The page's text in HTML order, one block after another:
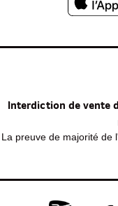
Interdiction de vente
La preuve de majorité de